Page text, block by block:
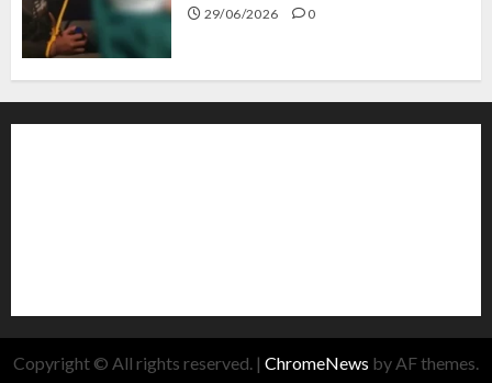
29/06/2026 0
Copyright © All rights reserved. | ChromeNews by AF themes.